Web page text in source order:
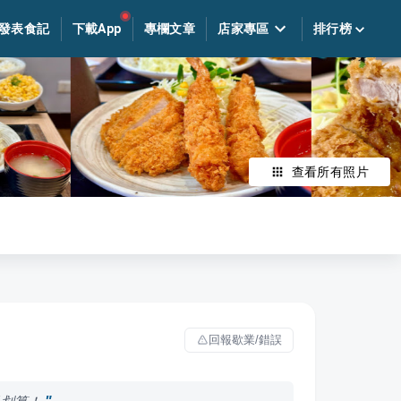
表食記 下載App 專欄文章 店家專區 排行榜
查看所有照片
回報歇業/錯誤